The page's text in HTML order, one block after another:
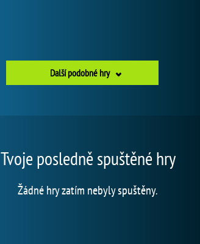
Další podobné hry
Tvoje posledně spuštěné hry
Žádné hry zatím nebyly spuštěny.